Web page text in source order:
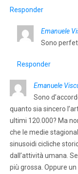
Responder
Emanuele
Sono
Responder
Emanuele
Sono
quanto sia sincero
ultimi 120.000? Ma
che le medie
sinusoidi cicliche
dall’attività umana.
più grossa. Oppure